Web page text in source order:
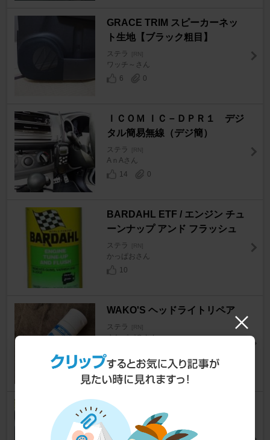
GRACE TRIM スピーカーネッ
ト生地【ブラック粗目】
ステラ [RN]
ワッチ～さん
6
0
ＩＣＯＭ ＩＣ－ＤＰＲ１ デジ
タル簡易無線（デジ簡）
ステラ [RN]
AｎAさん
14
0
BARDAHL ETF / エンジン チュ
ーンナップ アンド フラッシュ
ステラ [RN]
かっぱおさん
10
WAKO'S ヘッドライトリペア
ステラ [RN]
まなパパ＠さん
PIAA FLAT WIPER
ステラ [RN]
めしざわさん